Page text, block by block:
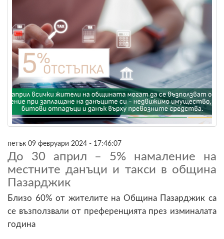
петък 09 февруари 2024 - 17:46:07
До 30 април – 5% намаление на
местните данъци и такси в община
Пазарджик
Близо 60% от жителите на Община Пазарджик са
се възползвали от преференцията през изминалата
година